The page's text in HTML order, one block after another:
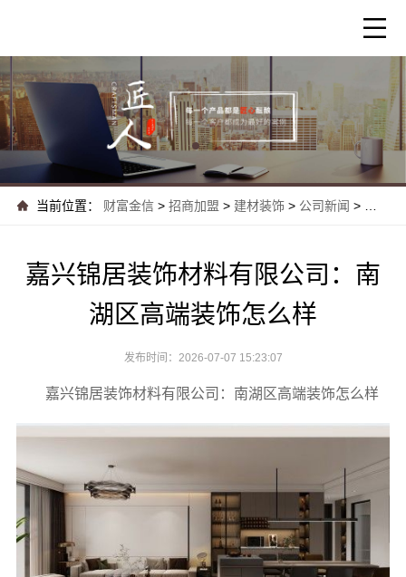
当前位置： 财富金信> 招商加盟 > 建材装饰> 公司新闻 >
嘉兴锦居装饰材料有限公司：南
湖区高端装饰怎么样
发布时间：2026-07-07 15:23:07
嘉兴锦居装饰材料有限公司：南湖区高端装饰怎么样